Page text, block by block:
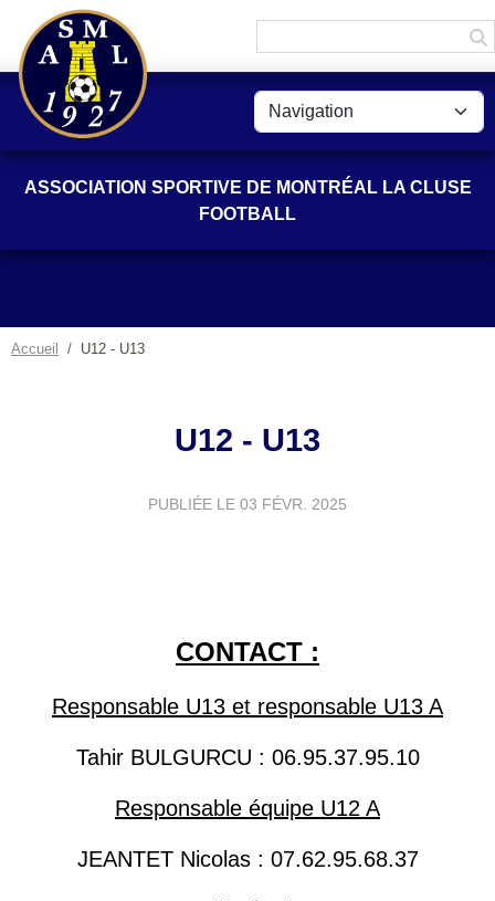
ASSOCIATION SPORTIVE DE MONTRÉAL LA CLUSE
FOOTBALL
Accueil U12 - U13
U12 - U13
PUBLIÉE LE 03 FÉVR. 2025
CONTACT :
Responsable U13 et responsable U13 A
Tahir BULGURCU : 06.95.37.95.10
Responsable équipe U12 A
JEANTET Nicolas : 07.62.95.68.37
Panneau de gestion des cookies